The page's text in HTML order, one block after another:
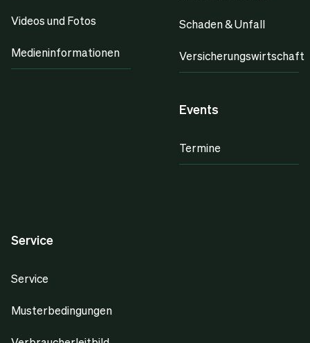
Videos und Fotos
Medieninformationen
Schaden & Unfall
Versicherungswirtschaft
Events
Termine
Service
Service
Musterbedingungen